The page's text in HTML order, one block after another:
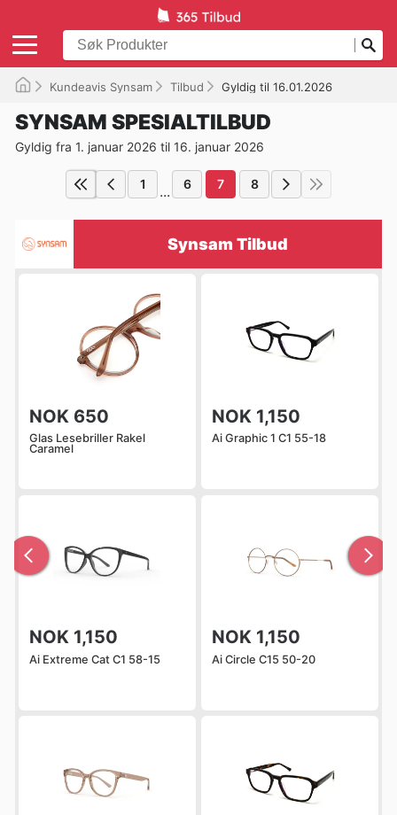
Kundeavis Synsam Tilbud Gyldig til 16.01.2026
SYNSAM SPESIALTILBUD
Gyldig fra 1. januar 2026 til 16. januar 2026
1 ... 6 7 8
Synsam Tilbud
NOK 650
Glas Lesebriller Rakel
Caramel
NOK 1,150
Ai Graphic 1 C1 55-18
NOK 1,150
Ai Extreme Cat C1 58-15
NOK 1,150
Ai Circle C15 50-20